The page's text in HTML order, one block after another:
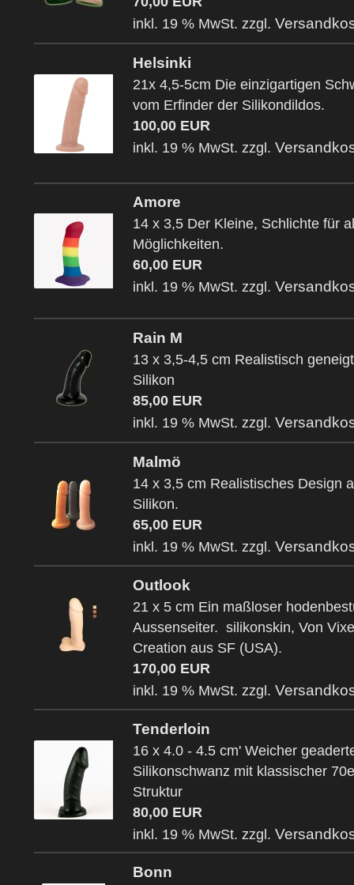
inkl. 19 % MwSt. zzgl.
Helsinki
21x 4,5-5cm Die einzigartigen
vom Erfinder der Silikondildos.
100,00 EUR
inkl. 19 % MwSt. zzgl.
Amore
14 x 3,5 Der Kleine, Schlichte für
Möglichkeiten.
60,00 EUR
inkl. 19 % MwSt. zzgl.
Rain M
13 x 3,5-4,5 cm Realistisch
Silikon
85,00 EUR
inkl. 19 % MwSt. zzgl.
Malmö
14 x 3,5 cm Realistisches Design
Silikon.
65,00 EUR
inkl. 19 % MwSt. zzgl.
Outlook
21 x 5 cm Ein maßloser
Aussenseiter. silikonskin, Von
Creation aus SF (USA).
170,00 EUR
inkl. 19 % MwSt. zzgl.
Tenderloin
16 x 4.0 - 4.5 cm' Weicher
Silikonschwanz mit klassischer
Struktur
80,00 EUR
inkl. 19 % MwSt. zzgl.
Bonn